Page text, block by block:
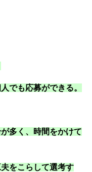
でも応募ができる。
多く、時間をかけて
をこらして選考す